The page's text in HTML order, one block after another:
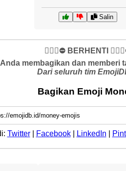
Salin
✋🏻🛑⛔️ BERHENTI
membagikan dan
Dari seluruh tim
Bagikan Emoji
Twitter| Facebook| LinkedIn